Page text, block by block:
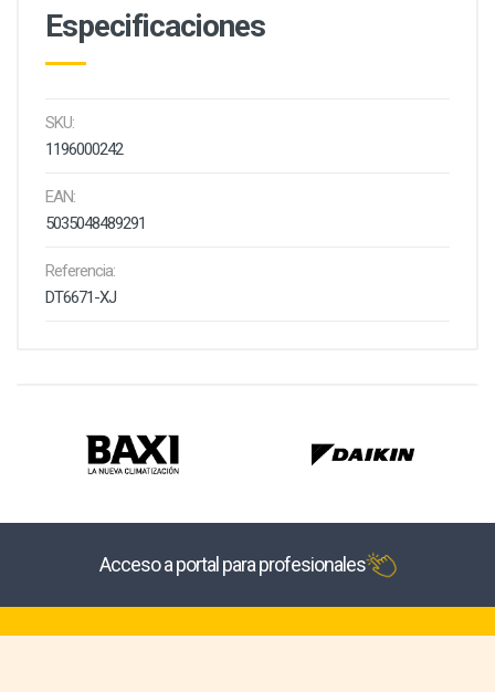
Especificaciones
SKU:
1196000242
EAN:
5035048489291
Referencia:
DT6671-XJ
Acceso a portal para profesionales